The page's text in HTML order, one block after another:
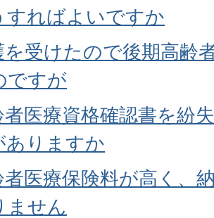
すればよいですか
を受けたので後期高齢
ですが
者医療資格確認書を紛
ありますか
者医療保険料が高く、
ません